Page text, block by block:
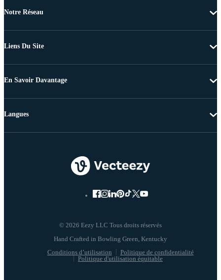
Notre Réseau
Liens Du Site
En Savoir Davantage
© 2026 Eezy LLC Tous droits réservés
Conditions d’utilisation
Politique de confidentialité
Politique d'utilisation équitable
Langues